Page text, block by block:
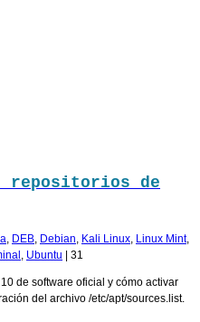
repositorios de
, DEB, Debian, Kali Linux, Linux Mint,
, Ubuntu 31
de software oficial y cómo activar
del archivo /etc/apt/sources.list.